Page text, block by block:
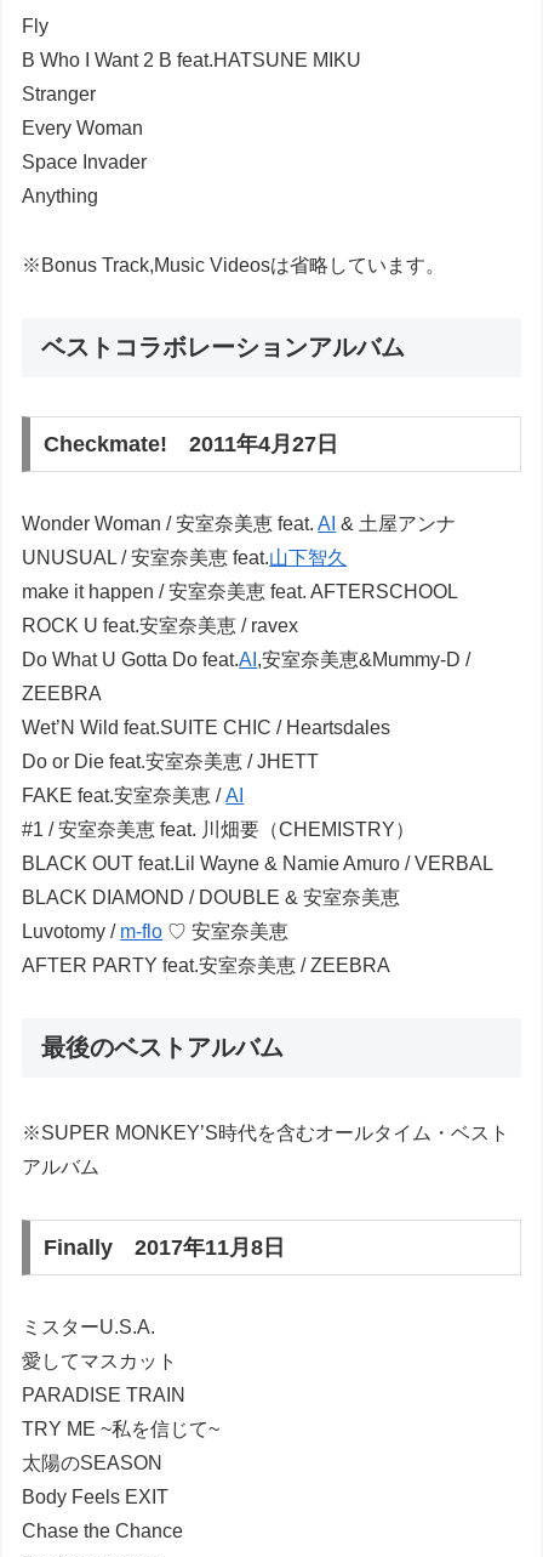
Fly
B Who I Want 2 B feat.HATSUNE MIKU
Stranger
Every Woman
Space Invader
Anything
※Bonus Track,Music Videosは省略しています。
ベストコラボレーションアルバム
Checkmate! 2011年4月27日
Wonder Woman / 安室奈美恵 feat.AI & 土屋アンナ
UNUSUAL / 安室奈美恵 feat.山下智久
make it happen / 安室奈美恵 feat. AFTERSCHOOL
ROCK U feat.安室奈美恵 / ravex
Do What U Gotta Do feat.AI ,安室奈美恵&Mummy-D /
ZEEBRA
Wet’N Wild feat.SUITE CHIC / Heartsdales
Do or Die feat.安室奈美恵 / JHETT
FAKE feat.安室奈美恵 /AI
#1 / 安室奈美恵 feat. 川畑要（CHEMISTRY）
BLACK OUT feat.Lil Wayne & Namie Amuro / VERBAL
BLACK DIAMOND / DOUBLE & 安室奈美恵
Luvotomy / m-flo ♡ 安室奈美恵
AFTER PARTY feat.安室奈美恵 / ZEEBRA
最後のベストアルバム
※SUPER MONKEY’S時代を含むオールタイム・ベスト
アルバム
Finally 2017年11月8日
ミスターU.S.A.
愛してマスカット
PARADISE TRAIN
TRY ME ~私を信じて~
太陽のSEASON
Body Feels EXIT
Chase the Chance